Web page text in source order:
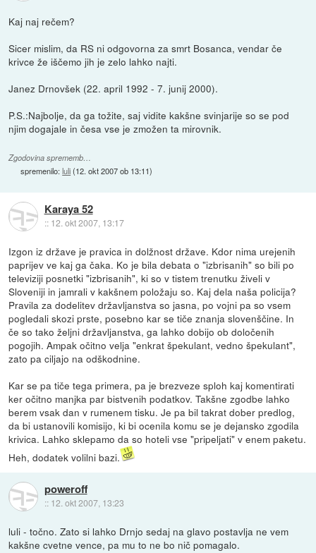
Kaj naj rečem?
Sicer mislim, da RS ni odgovorna za smrt Bosanca, vendar če
krivce že iščemo jih je zelo lahko najti.
Janez Drnovšek (22. april 1992 - 7. junij 2000).
P.S.:Najbolje, da ga tožite, saj vidite kakšne svinjarije so se pod
njim dogajale in česa vse je zmožen ta mirovnik.
Zgodovina sprememb…
spremenilo:luli(12. okt 2007 ob 13:11)
Karaya 52
:: 12. okt 2007, 13:17
Izgon iz države je pravica in dolžnost države. Kdor nima urejenih
paprijev ve kaj ga čaka. Ko je bila debata o "izbrisanih" so bili po
televiziji posnetki "izbrisanih", ki so v tistem trenutku živeli v
Sloveniji in jamrali v kakšnem položaju so. Kaj dela naša policija?
Pravila za dodelitev državljanstva so jasna, po vojni pa so vsem
pogledali skozi prste, posebno kar se tiče znanja slovenščine. In
če so tako željni državljanstva, ga lahko dobijo ob določenih
pogojih. Ampak očitno velja "enkrat špekulant, vedno špekulant",
zato pa ciljajo na odškodnine.
Kar se pa tiče tega primera, pa je brezveze sploh kaj komentirati
ker očitno manjka par bistvenih podatkov. Takšne zgodbe lahko
berem vsak dan v rumenem tisku. Je pa bil takrat dober predlog,
da bi ustanovili komisijo, ki bi ocenila komu se je dejansko zgodila
krivica. Lahko sklepamo da so hoteli vse "pripeljati" v enem paketu.
Heh, dodatek volilni bazi.
poweroff
:: 12. okt 2007, 13:23
luli - točno. Zato si lahko Drnjo sedaj na glavo postavlja ne vem
kakšne cvetne vence, pa mu to ne bo nič pomagalo.